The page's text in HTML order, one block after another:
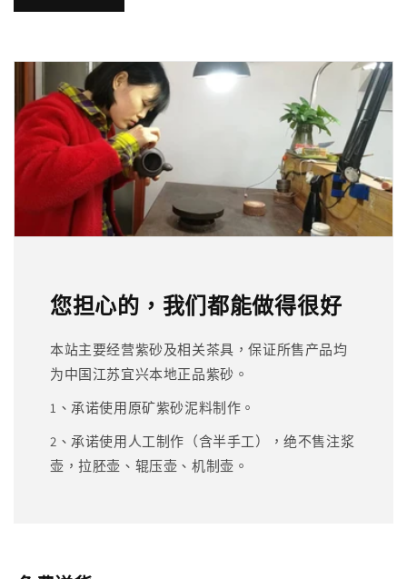
您担心的，我们都能做得很好
本站主要经营紫砂及相关茶具，保证所售产品均
为中国江苏宜兴本地正品紫砂。
1、承诺使用原矿紫砂泥料制作。
2、承诺使用人工制作（含半手工），绝不售注浆
壶，拉胚壶、辊压壶、机制壶。